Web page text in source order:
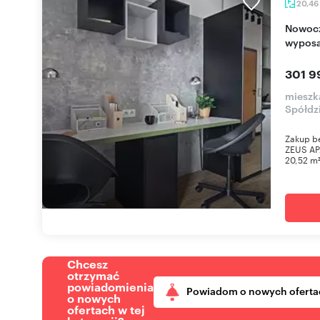
20,46
Nowoczesny 20,5 m² apartament z pełnym
301
Zakup
ZEUS
20,52
Chcesz
otrzymać
powiadomienia
o nowych
ofertach w tej
Powiadom o nowych